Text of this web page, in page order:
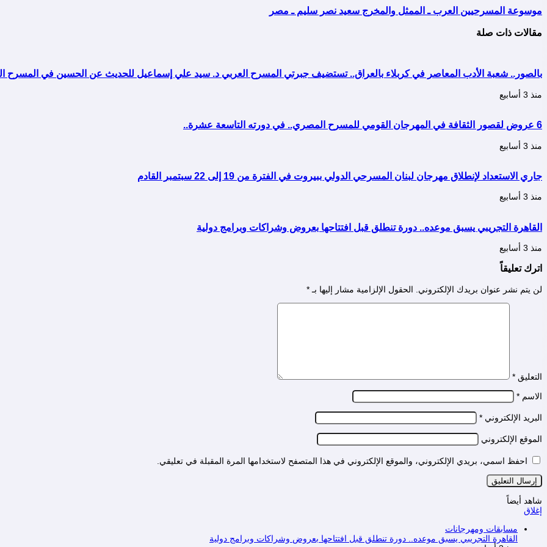
موسوعة المسرحيين العرب ـ الممثل والمخرج سعيد نصر سليم ـ مصر
مقالات ذات صلة
بالصور.. شعبة الأدب المعاصر في كربلاء بالعراق.. تستضيف جبرتي المسرح العربي د. سيد علي إسماعيل للحديث عن الحسين في المسرح
منذ 3 أسابيع
6 عروض لقصور الثقافة في المهرجان القومي للمسرح المصري.. في دورته التاسعة عشرة..
منذ 3 أسابيع
جاري الاستعداد لإنطلاق مهرجان لبنان المسرحي الدولي ببيروت في الفترة من 19 إلى 22 سبتمبر القادم
منذ 3 أسابيع
القاهرة التجريبي يسبق موعده.. دورة تنطلق قبل افتتاحها بعروض وشراكات وبرامج دولية
منذ 3 أسابيع
اترك تعليقاً
لن يتم نشر عنوان بريدك الإلكتروني. الحقول الإلزامية مشار إليها بـ *
التعليق *
الاسم *
البريد الإلكتروني *
الموقع الإلكتروني
احفظ اسمي، بريدي الإلكتروني، والموقع الإلكتروني في هذا المتصفح لاستخدامها المرة المقبلة في تعليقي.
شاهد أيضاً
إغلاق
مسابقات ومهرجانات
القاهرة التجريبي يسبق موعده.. دورة تنطلق قبل افتتاحها بعروض وشراكات وبرامج دولية